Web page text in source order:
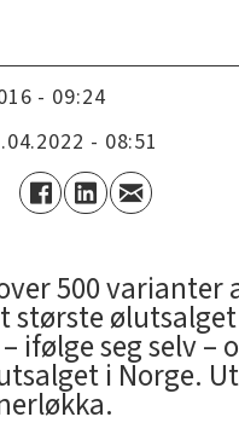
- 09:24
- 08:51
500 varianter
største
ifølge seg selv –
i Norge.